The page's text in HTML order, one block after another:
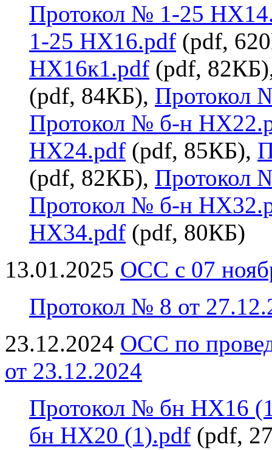
Протокол № 1-25
1-25 НХ16.pdf (pdf,
НХ16к1.pdf (pdf,
(pdf, 84КБ), Протокол
Протокол № б-н
НХ24.pdf (pdf, 85КБ),
(pdf, 82КБ), Протокол
Протокол № б-н
НХ34.pdf (pdf, 80КБ)
13.01.2025 ОСС с 07
Протокол № 8 от
23.12.2024 ОСС по
от 23.12.2024
Протокол № бн НХ16
бн НХ20 (1).pdf (pdf,